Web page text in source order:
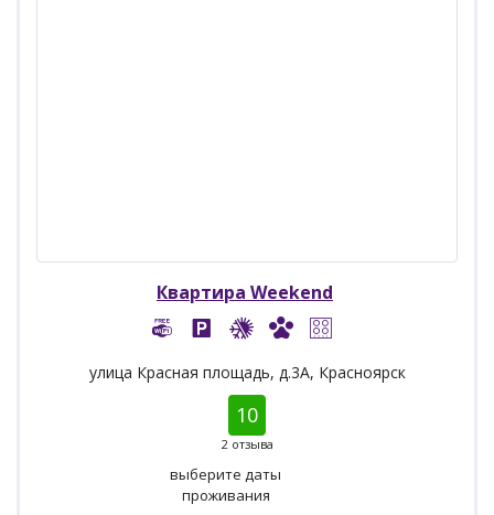
Квартира Weekend
улица Красная площадь, д.3А, Красноярск
10
2 отзыва
выберите даты
проживания